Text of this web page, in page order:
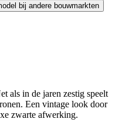
bij andere bouwmarkten
als in de jaren zestig speelt
Een vintage look door
zwarte afwerking.